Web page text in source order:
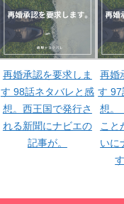
再婚承認を要求しま
す 98話ネタバレと感
想。西王国で発行さ
れる新聞にナビエの
記事が。
再婚
す 97
想。
こと
いに